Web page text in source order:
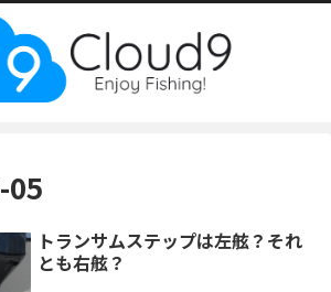
05
トランサムステップは左舷？それ
とも右舷？